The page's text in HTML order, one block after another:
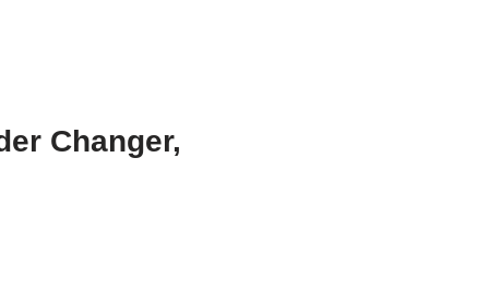
Changer,